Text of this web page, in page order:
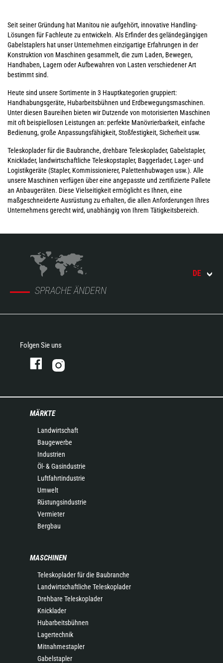
Seit seiner Gründung hat Manitou nie aufgehört, innovative Handling-
Lösungen für Fachleute zu entwickeln. Als Erfinder des geländegängigen
Gabelstaplers hat unser Unternehmen einzigartige Erfahrungen in der
Konstruktion von Maschinen gesammelt, die zum Laden, Bewegen,
Handhaben, Lagern oder Aufbewahren von Lasten verschiedener Art
bestimmt sind.
Heute sind unsere Sortimente in 3 Hauptkategorien gruppiert:
Handhabungsgeräte, Hubarbeitsbühnen und Erdbewegungsmaschinen.
Unter diesen Baureihen bieten wir Dutzende von motorisierten Maschinen
mit oft beispiellosen Leistungen an: perfekte Manövrierbarkeit, einfache
Bedienung, große Anpassungsfähigkeit, Stoßfestigkeit, Sicherheit usw.
Teleskoplader für die Baubranche, drehbare Teleskoplader, Gabelstapler,
Knicklader, landwirtschaftliche Teleskopstapler, Baggerlader, Lager- und
Logistikgeräte (Stapler, Kommissionierer, Palettenhubwagen usw.). Alle
unsere Maschinen verfügen über eine angepasste und zertifizierte Pallete
an Anbaugeräten. Diese Vielseitigkeit ermöglicht es Ihnen, eine
maßgeschneiderte Ausrüstung zu erhalten, die allen Anforderungen Ihres
Unternehmens gerecht wird, unabhängig von Ihrem Tätigkeitsbereich.
SPRACHE ÄNDERN
DE
Folgen Sie uns
MÄRKTE
Landwirtschaft
Baugewerbe
Industrien
Öl- & Gasindustrie
Luftfahrtindustrie
Umwelt
Rüstungsindustrie
Vermieter
Bergbau
MASCHINEN
Teleskoplader für die Baubranche
Landwirtschaftliche Teleskoplader
Drehbare Teleskoplader
Knicklader
Hubarbeitsbühnen
Lagertechnik
Mitnahmestapler
Gabelstapler